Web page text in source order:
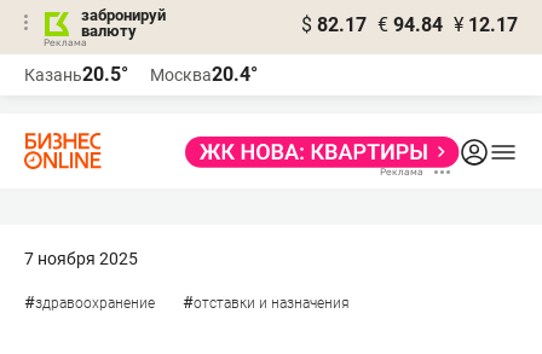
забронируй
валюту
$ 82.17 € 94.84 ¥ 12.17
Казань20.5° Москва20.4°
7 ноября 2025
#здравоохранение #отставки и назначения